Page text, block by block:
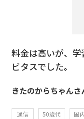
料金は高いが、
ビタスでした。
きたのからちゃんさ
通信 50歳代 国